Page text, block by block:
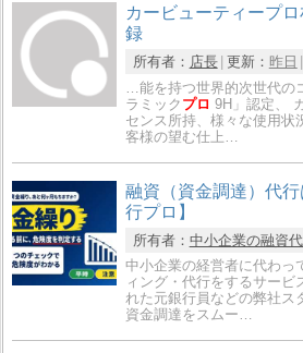
カービューティープ
録
所有者： 店長 更新： 昨日
…能を持つ世界的次世代の
ラミック プロ 9H」認定、
センス所持、様々な使用状
客様の望む仕上…
融資（資金調達）代
行プロ】
所有者： 中小企業の融資
中小企業の経営者に代わっ
ィング・代行をするサー
れた元銀行員などの弊社ス
資金調達をスムー…